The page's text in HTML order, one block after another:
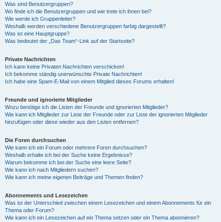
Was sind Benutzergruppen?
Wo finde ich die Benutzergruppen und wie trete ich ihnen bei?
Wie werde ich Gruppenleiter?
Weshalb werden verschiedene Benutzergruppen farbig dargestellt?
Was ist eine Hauptgruppe?
Was bedeutet der „Das Team“-Link auf der Startseite?
Private Nachrichten
Ich kann keine Privaten Nachrichten verschicken!
Ich bekomme ständig unerwünschte Private Nachrichten!
Ich habe eine Spam-E-Mail von einem Mitglied dieses Forums erhalten!
Freunde und ignorierte Mitglieder
Wozu benötige ich die Listen der Freunde und ignorierten Mitglieder?
Wie kann ich Mitglieder zur Liste der Freunde oder zur Liste der ignorierten Mitglieder
hinzufügen oder diese wieder aus den Listen entfernen?
Die Foren durchsuchen
Wie kann ich ein Forum oder mehrere Foren durchsuchen?
Weshalb erhalte ich bei der Suche keine Ergebnisse?
Warum bekomme ich bei der Suche eine leere Seite?
Wie kann ich nach Mitgliedern suchen?
Wie kann ich meine eigenen Beiträge und Themen finden?
Abonnements und Lesezeichen
Was ist der Unterschied zwischen einem Lesezeichen und einem Abonnements für ein
Thema oder Forum?
Wie kann ich ein Lesezeichen auf ein Thema setzen oder ein Thema abonnieren?